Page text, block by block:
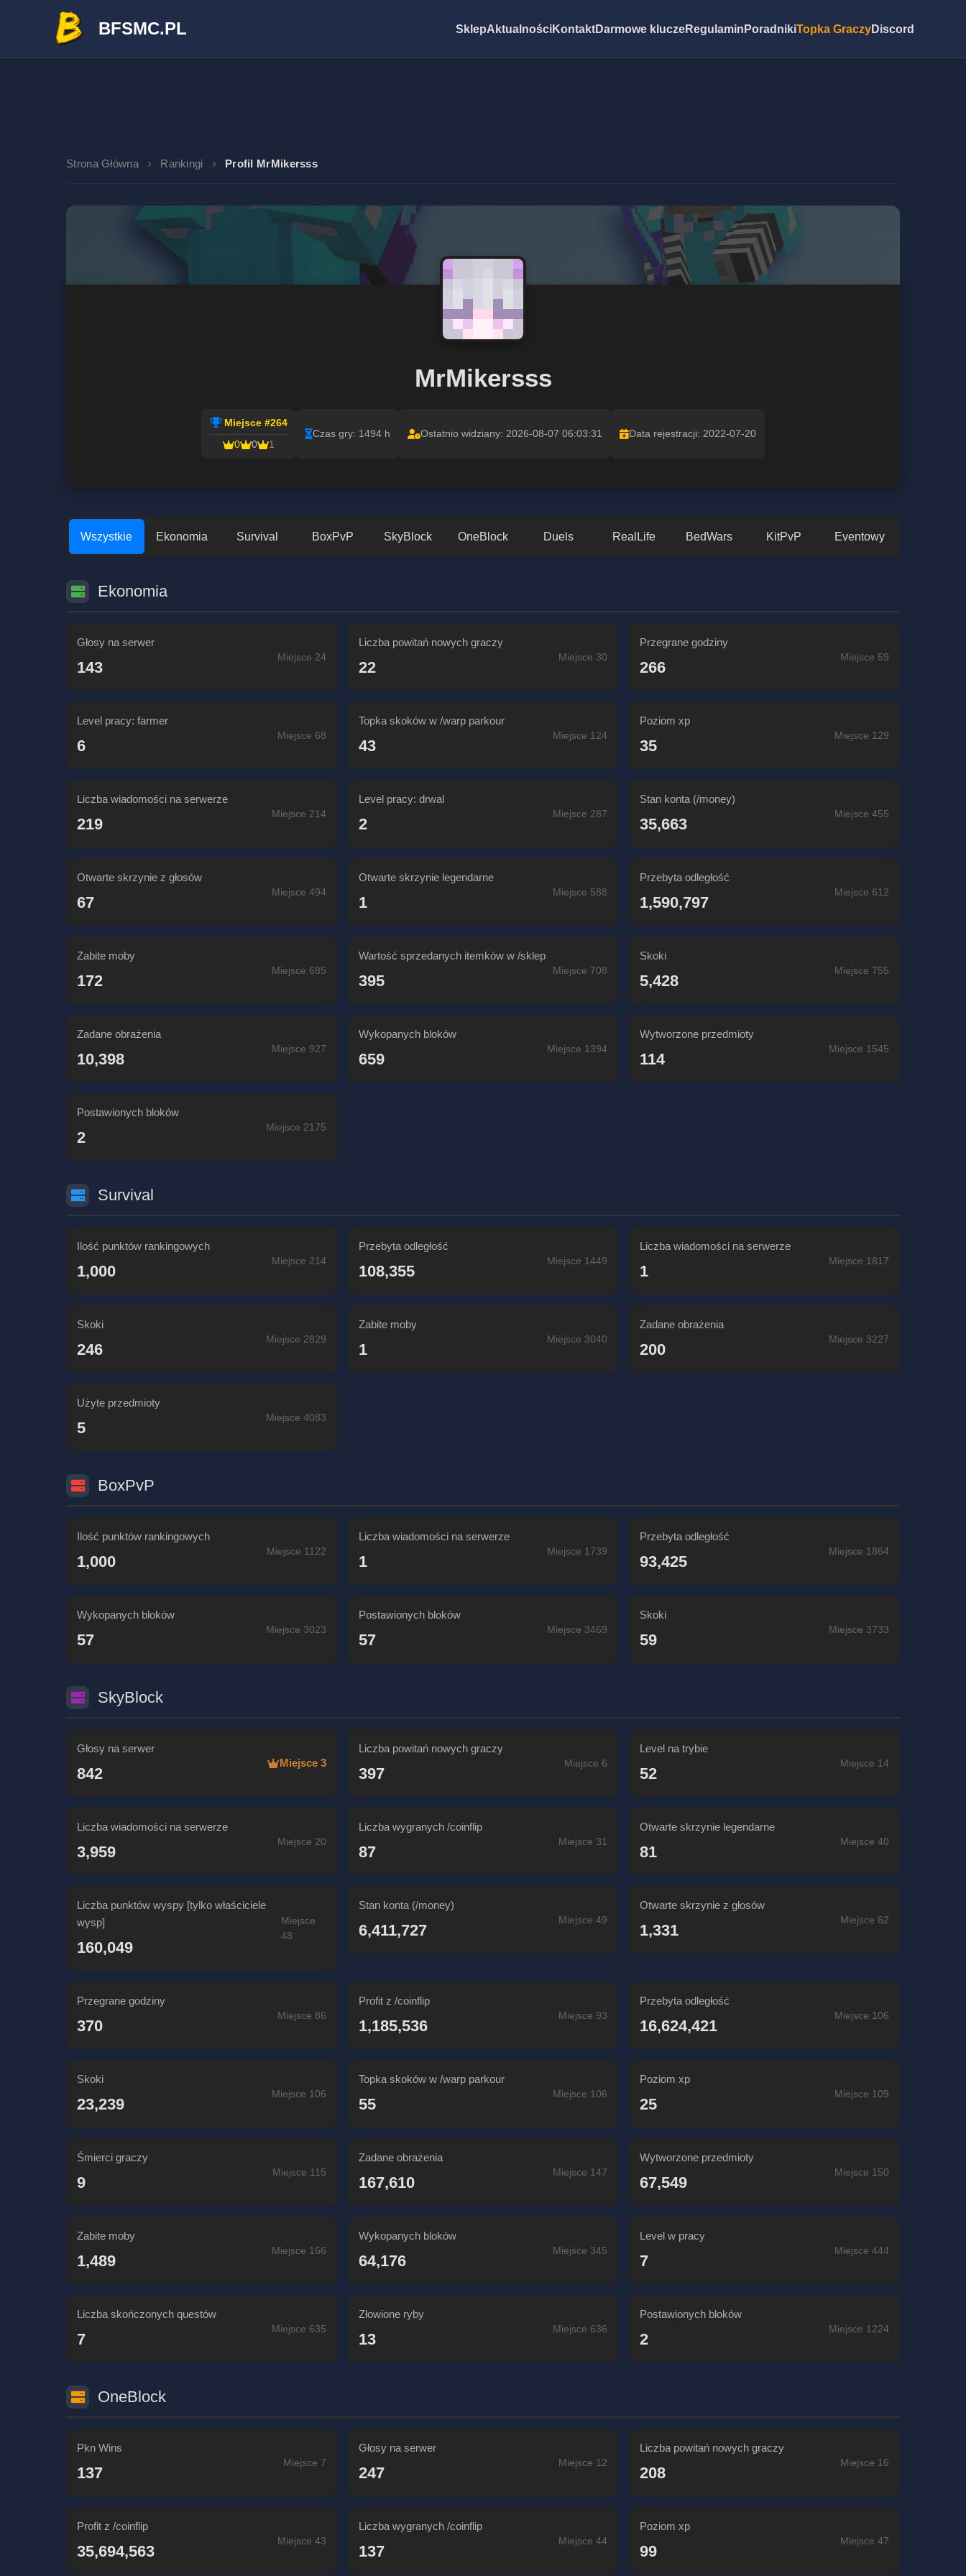
BFSMC.PL SklepAktualnościKontaktDarmowe kluczeRegulamin PoradnikiTopka GraczyDiscord
Strona Główna Rankingi Profil MrMikersss
MrMikersss
Miejsce #264
0
0 1
Czas gry: 1494 h Ostatnio widziany: 2026-08-07 06:03:31 Data rejestracji: 2022-07-20
Wszystkie Ekonomia Survival BoxPvP SkyBlock OneBlock Duels RealLife BedWars KitPvP Eventowy
Ekonomia
Głosy na serwer
143
Miejsce 24
Liczba powitań nowych graczy
22
Miejsce 30
Przegrane godziny
266
Miejsce 59
Level pracy: farmer
6
Miejsce 68
Topka skoków w /warp parkour
43
Miejsce 124
Poziom xp
35
Miejsce 129
Liczba wiadomości na serwerze
219
Miejsce 214
Level pracy: drwal
2
Miejsce 287
Stan konta (/money)
35,663
Miejsce 455
Otwarte skrzynie z głosów
67
Miejsce 494
Otwarte skrzynie legendarne
1
Miejsce 588
Przebyta odległość
1,590,797
Miejsce 612
Zabite moby
172
Miejsce 685
Wartość sprzedanych itemków w /sklep
395
Miejsce 708
Skoki
5,428
Miejsce 755
Zadane obrażenia
10,398
Miejsce 927
Wykopanych bloków
659
Miejsce 1394
Wytworzone przedmioty
114
Miejsce 1545
Postawionych bloków
2
Miejsce 2175
Survival
Ilość punktów rankingowych
1,000
Miejsce 214
Przebyta odległość
108,355
Miejsce 1449
Liczba wiadomości na serwerze
1
Miejsce 1817
Skoki
246
Miejsce 2829
Zabite moby
1
Miejsce 3040
Zadane obrażenia
200
Miejsce 3227
Użyte przedmioty
5
Miejsce 4083
BoxPvP
Ilość punktów rankingowych
1,000
Miejsce 1122
Liczba wiadomości na serwerze
1
Miejsce 1739
Przebyta odległość
93,425
Miejsce 1864
Wykopanych bloków
57
Miejsce 3023
Postawionych bloków
57
Miejsce 3469
Skoki
59
Miejsce 3733
SkyBlock
Głosy na serwer
842
Miejsce 3
Liczba powitań nowych graczy
397
Miejsce 6
Level na trybie
52
Miejsce 14
Liczba wiadomości na serwerze
3,959
Miejsce 20
Liczba wygranych /coinflip
87
Miejsce 31
Otwarte skrzynie legendarne
81
Miejsce 40
Liczba punktów wyspy [tylko właściciele
wysp]
160,049
Miejsce
48
Stan konta (/money)
6,411,727
Miejsce 49
Otwarte skrzynie z głosów
1,331
Miejsce 62
Przegrane godziny
370
Miejsce 86
Profit z /coinflip
1,185,536
Miejsce 93
Przebyta odległość
16,624,421
Miejsce 106
Skoki
23,239
Miejsce 106
Topka skoków w /warp parkour
55
Miejsce 106
Poziom xp
25
Miejsce 109
Śmierci graczy
9
Miejsce 115
Zadane obrażenia
167,610
Miejsce 147
Wytworzone przedmioty
67,549
Miejsce 150
Zabite moby
1,489
Miejsce 166
Wykopanych bloków
64,176
Miejsce 345
Level w pracy
7
Miejsce 444
Liczba skończonych questów
7
Miejsce 635
Złowione ryby
13
Miejsce 636
Postawionych bloków
2
Miejsce 1224
OneBlock
Pkn Wins
137
Miejsce 7
Głosy na serwer
247
Miejsce 12
Liczba powitań nowych graczy
208
Miejsce 16
Profit z /coinflip
35,694,563
Miejsce 43
Liczba wygranych /coinflip
137
Miejsce 44
Poziom xp
99
Miejsce 47